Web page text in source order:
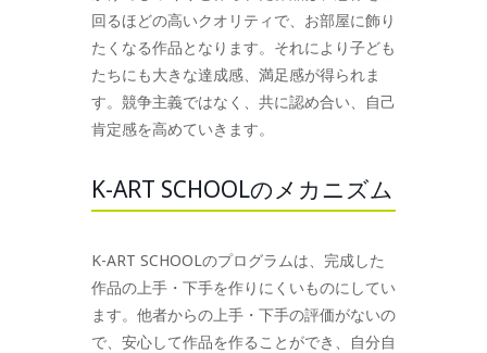
回るほどの高いクオリティで、お部屋に飾り
たくなる作品となります。それにより子ども
たちにも大きな達成感、満足感が得られま
す。競争主義ではなく、共に認め合い、自己
肯定感を高めていきます。
K-ART SCHOOLのメカニズム
K-ART SCHOOLのプログラムは、完成した
作品の上手・下手を作りにくいものにしてい
ます。他者からの上手・下手の評価がないの
で、安心して作品を作ることができ、自分自